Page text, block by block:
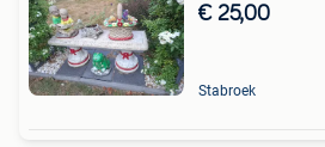
€ 25,00
Stabroek